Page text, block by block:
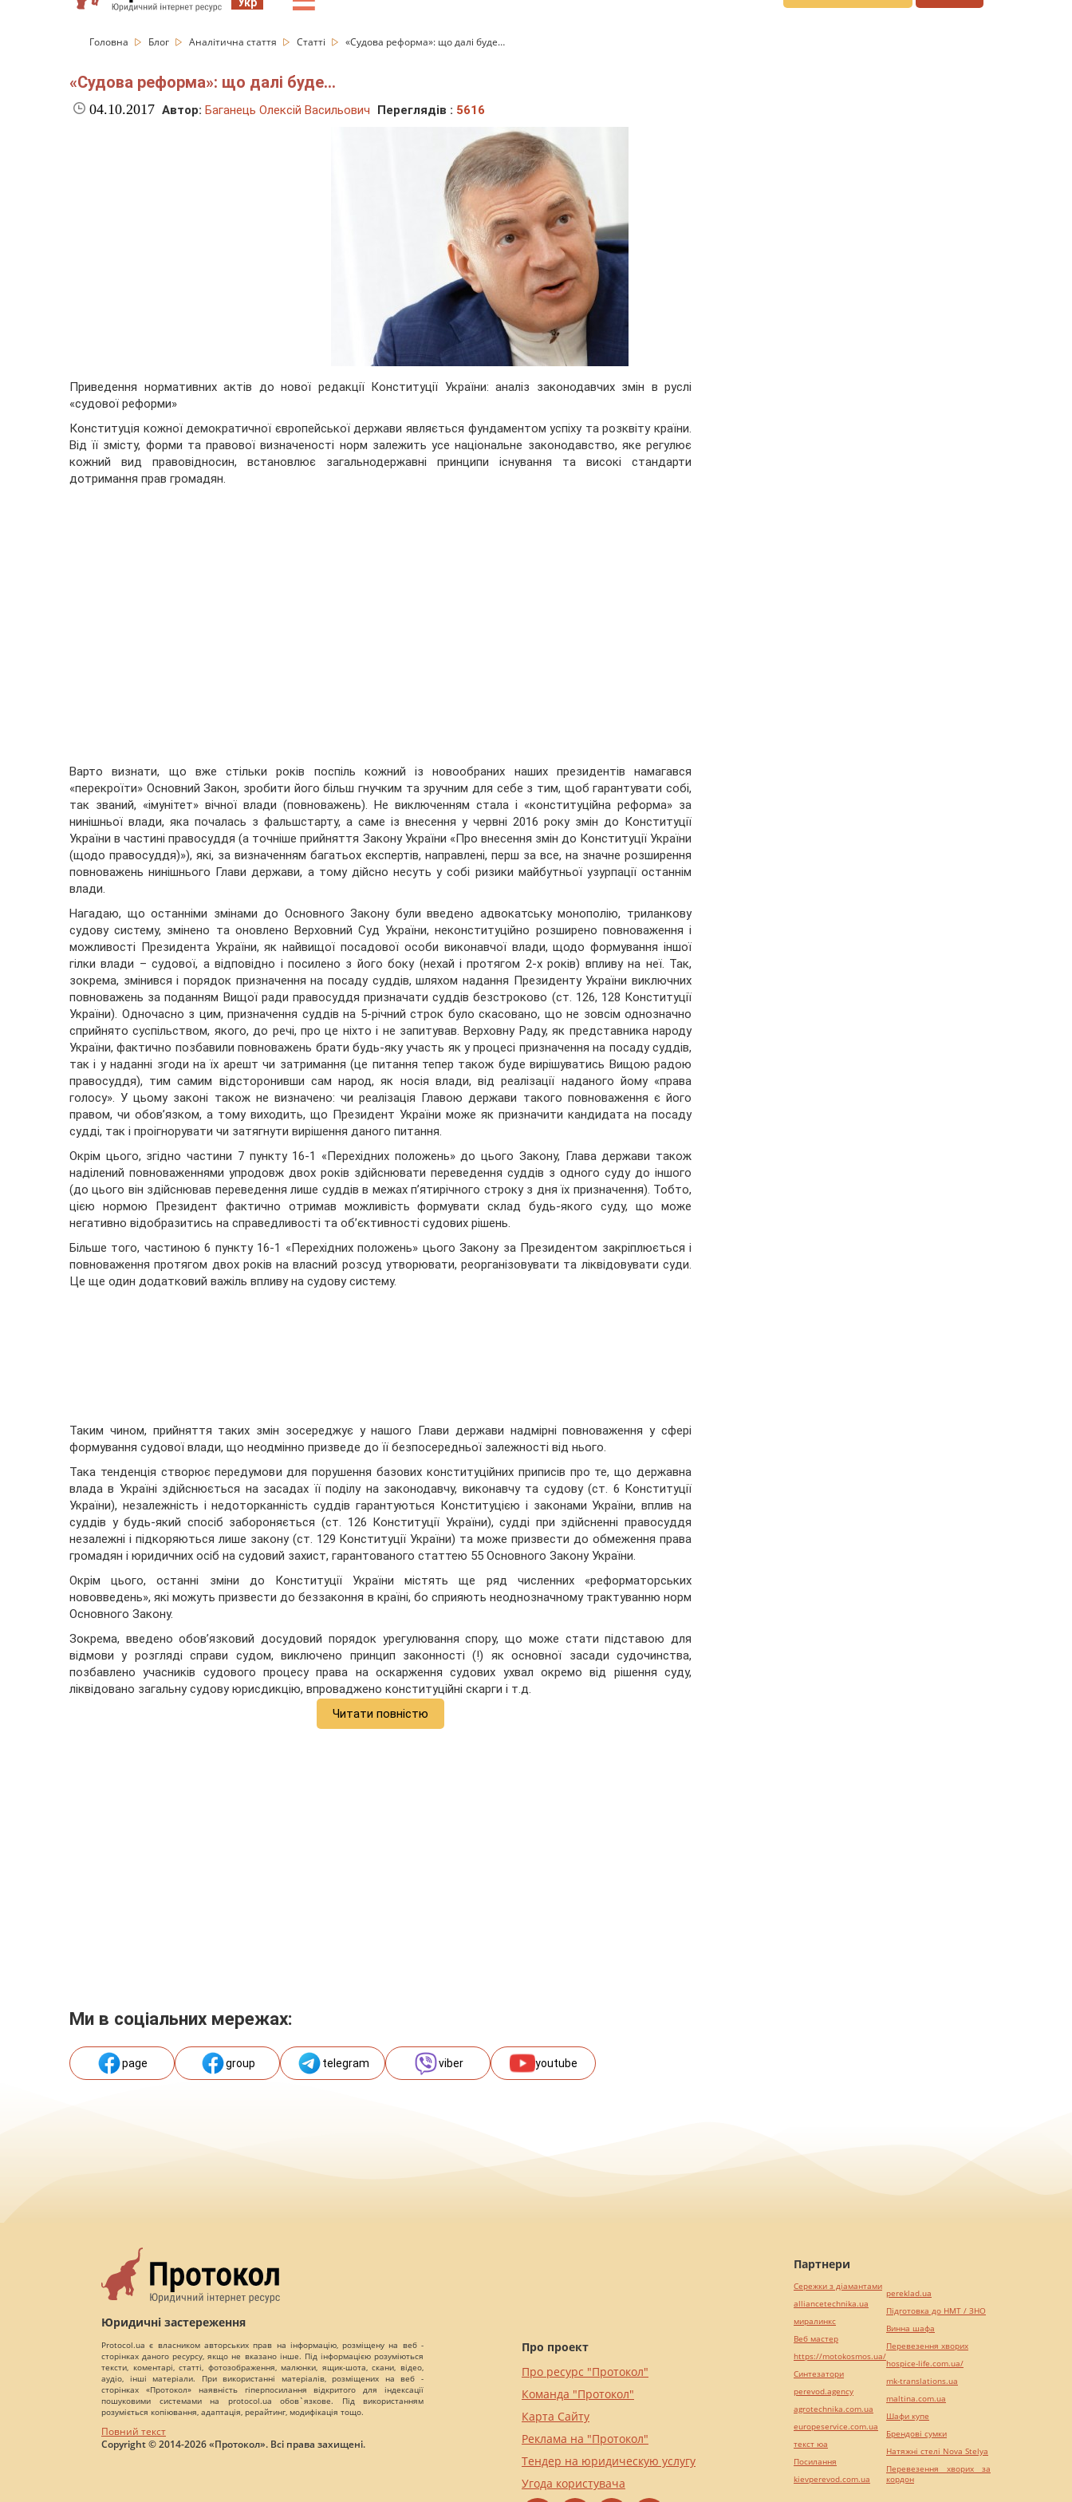
Головна Блог Аналітична стаття Статті «Судова реформа»: що далі буде…
«Судова реформа»: що далі буде…
04.10.2017 Автор: Баганець Олексій Васильович Переглядів : 5616
Приведення нормативних актів до нової редакції Конституції України: аналіз законодавчих змін в руслі
«судової реформи»
Конституція кожної демократичної європейської держави являється фундаментом успіху та розквіту країни.
Від її змісту, форми та правової визначеності норм залежить усе національне законодавство, яке регулює
кожний вид правовідносин, встановлює загальнодержавні принципи існування та високі стандарти
дотримання прав громадян.
Варто визнати, що вже стільки років поспіль кожний із новообраних наших президентів намагався
«перекроїти» Основний Закон, зробити його більш гнучким та зручним для себе з тим, щоб гарантувати собі,
так званий, «імунітет» вічної влади (повноважень). Не виключенням стала і «конституційна реформа» за
нинішньої влади, яка почалась з фальшстарту, а саме із внесення у червні 2016 року змін до Конституції
України в частині правосуддя (а точніше прийняття Закону України «Про внесення змін до Конституції України
(щодо правосуддя)»), які, за визначенням багатьох експертів, направлені, перш за все, на значне розширення
повноважень нинішнього Глави держави, а тому дійсно несуть у собі ризики майбутньої узурпації останнім
влади.
Нагадаю, що останніми змінами до Основного Закону були введено адвокатську монополію, триланкову
судову систему, змінено та оновлено Верховний Суд України, неконституційно розширено повноваження і
можливості Президента України, як найвищої посадової особи виконавчої влади, щодо формування іншої
гілки влади – судової, а відповідно і посилено з його боку (нехай і протягом 2-х років) впливу на неї. Так,
зокрема, змінився і порядок призначення на посаду суддів, шляхом надання Президенту України виключних
повноважень за поданням Вищої ради правосуддя призначати суддів безстроково (ст. 126, 128 Конституції
України). Одночасно з цим, призначення суддів на 5-річний строк було скасовано, що не зовсім однозначно
сприйнято суспільством, якого, до речі, про це ніхто і не запитував. Верховну Раду, як представника народу
України, фактично позбавили повноважень брати будь-яку участь як у процесі призначення на посаду суддів,
так і у наданні згоди на їх арешт чи затримання (це питання тепер також буде вирішуватись Вищою радою
правосуддя), тим самим відсторонивши сам народ, як носія влади, від реалізації наданого йому «права
голосу». У цьому законі також не визначено: чи реалізація Главою держави такого повноваження є його
правом, чи обов’язком, а тому виходить, що Президент України може як призначити кандидата на посаду
судді, так і проігнорувати чи затягнути вирішення даного питання.
Окрім цього, згідно частини 7 пункту 16-1 «Перехідних положень» до цього Закону, Глава держави також
наділений повноваженнями упродовж двох років здійснювати переведення суддів з одного суду до іншого
(до цього він здійснював переведення лише суддів в межах п’ятирічного строку з дня їх призначення). Тобто,
цією нормою Президент фактично отримав можливість формувати склад будь-якого суду, що може
негативно відобразитись на справедливості та об’єктивності судових рішень.
Більше того, частиною 6 пункту 16-1 «Перехідних положень» цього Закону за Президентом закріплюється і
повноваження протягом двох років на власний розсуд утворювати, реорганізовувати та ліквідовувати суди.
Це ще один додатковий важіль впливу на судову систему.
Таким чином, прийняття таких змін зосереджує у нашого Глави держави надмірні повноваження у сфері
формування судової влади, що неодмінно призведе до її безпосередньої залежності від нього.
Така тенденція створює передумови для порушення базових конституційних приписів про те, що державна
влада в Україні здійснюється на засадах її поділу на законодавчу, виконавчу та судову (ст. 6 Конституції
України), незалежність і недоторканність суддів гарантуються Конституцією і законами України, вплив на
суддів у будь-який спосіб забороняється (ст. 126 Конституції України), судді при здійсненні правосуддя
незалежні і підкоряються лише закону (ст. 129 Конституції України) та може призвести до обмеження права
громадян і юридичних осіб на судовий захист, гарантованого статтею 55 Основного Закону України.
Окрім цього, останні зміни до Конституції України містять ще ряд численних «реформаторських
нововведень», які можуть призвести до беззаконня в країні, бо сприяють неоднозначному трактуванню норм
Основного Закону.
Зокрема, введено обов’язковий досудовий порядок урегулювання спору, що може стати підставою для
відмови у розгляді справи судом, виключено принцип законності (!) як основної засади судочинства,
позбавлено учасників судового процесу права на оскарження судових ухвал окремо від рішення суду,
ліквідовано загальну судову юрисдикцію, впроваджено конституційні скарги і т.д.
Читати повністю
Ми в соціальних мережах:
page group telegram viber youtube
Юридичні застереження
Protocol.ua є власником авторських прав на інформацію, розміщену на веб -
сторінках даного ресурсу, якщо не вказано інше. Під інформацією розуміються
тексти, коментарі, статті, фотозображення, малюнки, ящик-шота, скани, відео,
аудіо, інші матеріали. При використанні матеріалів, розміщених на веб -
сторінках «Протокол» наявність гіперпосилання відкритого для індексації
пошуковими системами на protocol.ua обов`язкове. Під використанням
розуміється копіювання, адаптація, рерайтинг, модифікація тощо.
Повний текст
Copyright © 2014-2026 «Протокол». Всі права захищені.
Про проект
Про ресурс "Протокол"
Команда "Протокол"
Карта Сайту
Реклама на "Протокол"
Тендер на юридическую услугу
Угода користувача
Партнери
Сережки з діамантами
alliancetechnika.ua
миралинкс
Веб мастер
https://motokosmos.ua/
Синтезатори
perevod.agency
agrotechnika.com.ua
europeservice.com.ua
текст юа
Посилання
kievperevod.com.ua
pereklad.ua
Підготовка до НМТ / ЗНО
Винна шафа
Перевезення хворих
hospice-life.com.ua/
mk-translations.ua
maltina.com.ua
Шафи купе
Брендові сумки
Натяжні стелі Nova Stelya
Перевезення хворих за
кордон